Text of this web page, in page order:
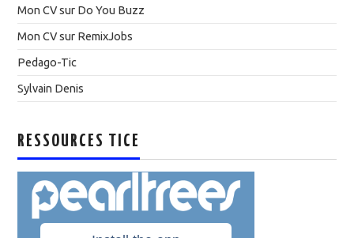
Mon CV sur Do You Buzz
Mon CV sur RemixJobs
Pedago-Tic
Sylvain Denis
RESSOURCES TICE